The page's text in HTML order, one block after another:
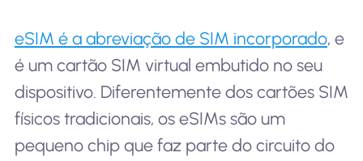
eSIM é a abreviação de SIM incorporado, e
é um cartão SIM virtual embutido no seu
dispositivo. Diferentemente dos cartões SIM
físicos tradicionais, os eSIMs são um
pequeno chip que faz parte do circuito do